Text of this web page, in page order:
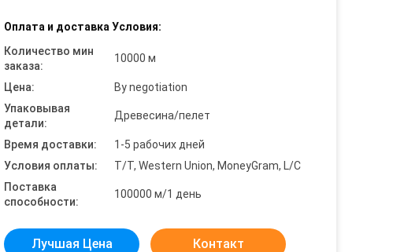
Оплата и доставка Условия:
Количество мин
заказа:
10000 м
Цена:
By negotiation
Упаковывая
детали:
Древесина/пелет
Время доставки:
1-5 рабочих дней
Условия оплаты:
T/T, Western Union, MoneyGram, L/C
Поставка
способности:
100000 м/1 день
Лучшая Цена Контакт